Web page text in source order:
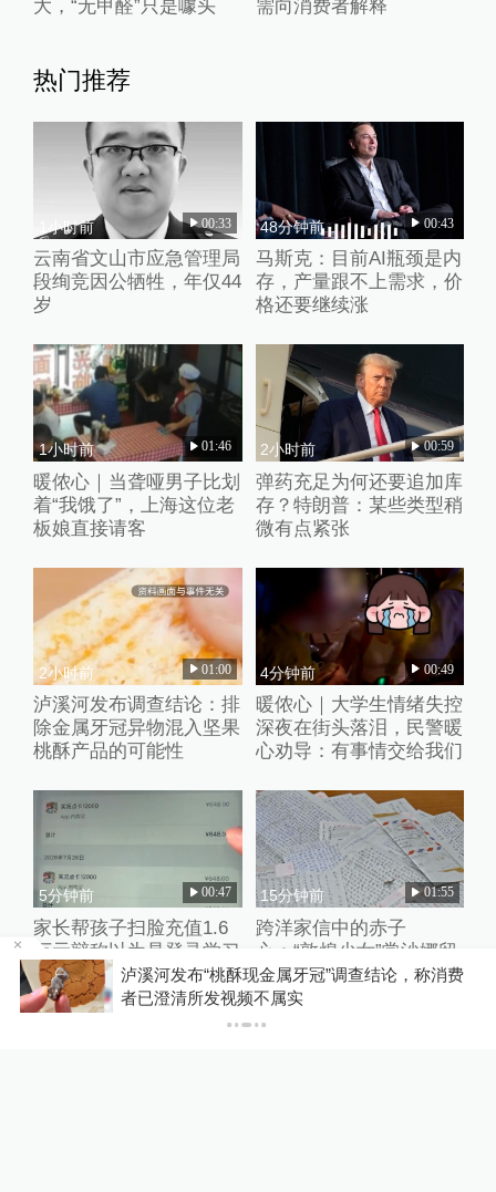
大，“无甲醛”只是噱头
需向消费者解释
热门推荐
1小时前 00:33
云南省文山市应急管理局
段绚竞因公牺牲，年仅44
岁
48分钟前 00:43
马斯克：目前AI瓶颈是内
存，产量跟不上需求，价
格还要继续涨
1小时前 01:46
暖侬心｜当聋哑男子比划
着“我饿了”，上海这位老
板娘直接请客
2小时前 00:59
弹药充足为何还要追加库
存？特朗普：某些类型稍
微有点紧张
2小时前 01:00
泸溪河发布调查结论：排
除金属牙冠异物混入坚果
桃酥产品的可能性
4分钟前 00:49
暖侬心｜大学生情绪失控
深夜在街头落泪，民警暖
心劝导：有事情交给我们
5分钟前 00:47
家长帮孩子扫脸充值1.6
万元辩称以为是登录学习
网站，游戏公司回应
15分钟前 01:55
跨洋家信中的赤子
心：“敦煌少女”常沙娜留
美时书信重新被发现
泸溪河发布“桃酥现金属牙冠”调查结论，称消费
者已澄清所发视频不属实